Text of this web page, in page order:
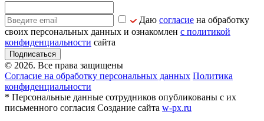
Даю согласие на обработку
своих персональных данных и ознакомлен с политикой
конфиденциальности сайта
Подписаться
© 2026. Все права защищены
Согласие на обработку персональных данных Политика
конфиденциальности
* Персональные данные сотрудников опубликованы с их
письменного согласия Создание сайта w-px.ru